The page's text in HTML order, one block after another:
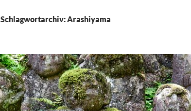
Schlagwortarchiv: Arashiyama